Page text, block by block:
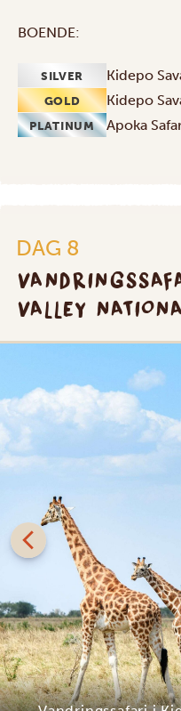
BOENDE:
SILVER Kidepo
GOLD Kidepo
PLATINUM Apoka
DAG 8
VALLEY
Under en
får du upptäcka denna
perspektiv. När